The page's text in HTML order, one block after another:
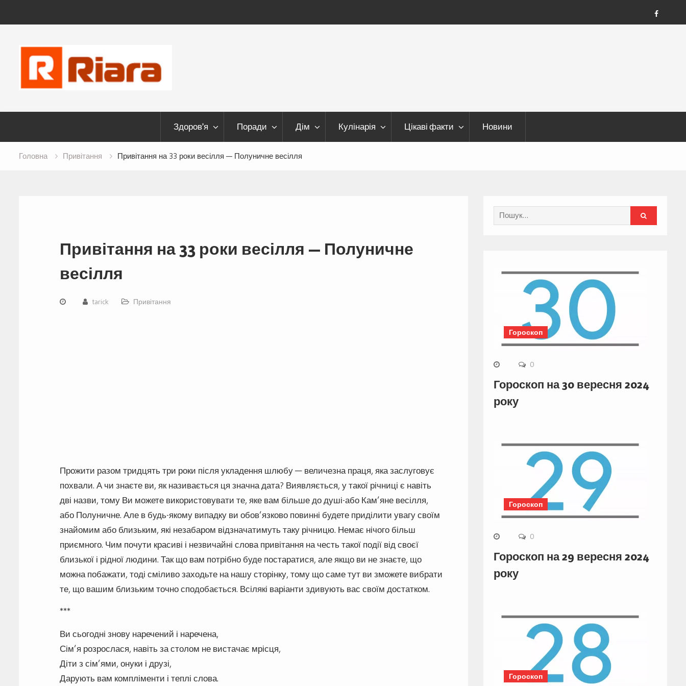
FB
content
Здоров’я Поради Дім Кулінарія Цікаві факти Новини
Головна Привітання Привітання на 33 роки весілля — Полуничне весілля
Привітання на 33 роки весілля — Полуничне
весілля
tarick Привітання
Прожити разом тридцять три роки після укладення шлюбу — величезна праця, яка заслуговує
похвали. А чи знаєте ви, як називається ця значна дата? Виявляється, у такої річниці є навіть
дві назви, тому Ви можете використовувати те, яке вам більше до душі-або Кам’яне весілля,
або Полуничне. Але в будь-якому випадку ви обов’язково повинні будете приділити увагу своїм
знайомим або близьким, які незабаром відзначатимуть таку річницю. Немає нічого більш
приємного. Чим почути красиві і незвичайні слова привітання на честь такої події від своєї
близької і рідної людини. Так що вам потрібно буде постаратися, але якщо ви не знаєте, що
можна побажати, тоді сміливо заходьте на нашу сторінку, тому що саме тут ви зможете вибрати
те, що вашим близьким точно сподобається. Всілякі варіанти здивують вас своїм достатком.
***
Ви сьогодні знову наречений і наречена,
Сім’я розрослася, навіть за столом не вистачає мрісця,
Діти з сім’ями, онуки і друзі,
Дарують вам компліменти і теплі слова.
Search
for:
Гороскоп
0
Гороскоп на 30 вересня 2024
року
Гороскоп
0
Гороскоп на 29 вересня 2024
року
Гороскоп